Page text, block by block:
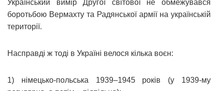
Український вимір Другої світової не обмежувався
боротьбою Вермахту та Радянської армії на українській
території.
Насправді ж тоді в Україні велося кілька воєн:
1) німецько-польська 1939–1945 років (у 1939-му